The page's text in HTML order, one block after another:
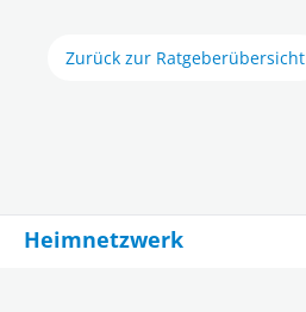
Zurück zur Ratgeberübersicht
Heimnetzwerk